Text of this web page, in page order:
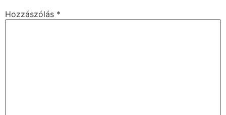
Hozzászólás *